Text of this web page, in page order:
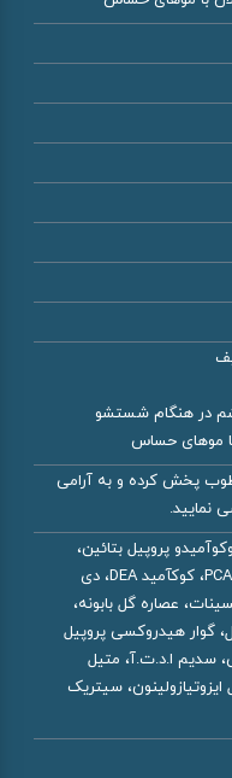
در هنگام شستشو
موهای حساس
پخش کرده و به آرامی
نمایید.
پروپیل بتائین،
دسیل گلوکوزاید، سدیم PCA، کوکآمید DEA، دی
عصاره گل بابونه،
گوار هیدروکسی پروپیل
سدیم ا.د.ت.آ، متیل
ایزوتیازولینون، سیتریک